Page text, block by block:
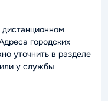
городских
уточнить в разделе
у службы